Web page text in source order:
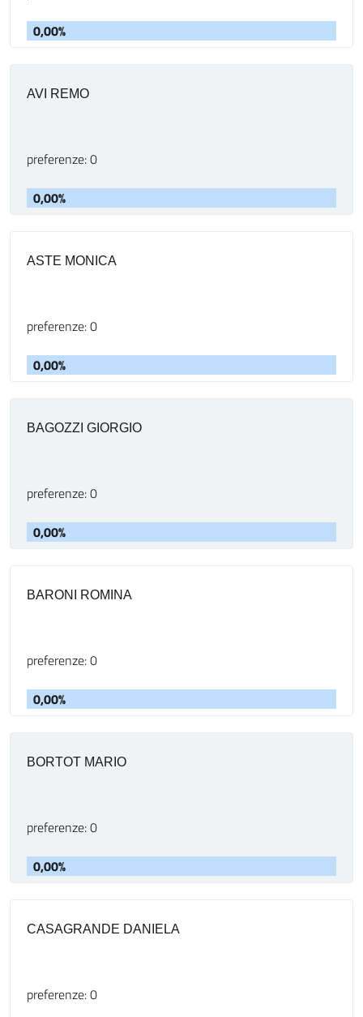
0,00%
AVI REMO
preferenze: 0
0,00%
ASTE MONICA
preferenze: 0
0,00%
BAGOZZI GIORGIO
preferenze: 0
0,00%
BARONI ROMINA
preferenze: 0
0,00%
BORTOT MARIO
preferenze: 0
0,00%
CASAGRANDE DANIELA
preferenze: 0